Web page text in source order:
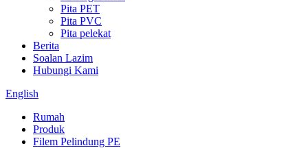
Pita PET
Pita PVC
Pita pelekat
Berita
Soalan Lazim
Hubungi Kami
English
Rumah
Produk
Filem Pelindung PE